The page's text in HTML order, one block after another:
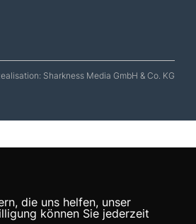
Sharkness Media GmbH & Co. KG
die uns helfen, unser
können Sie jederzeit